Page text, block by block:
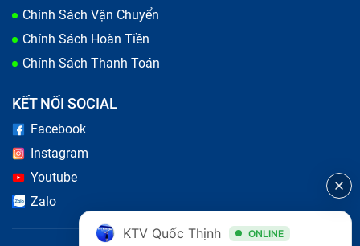
Chính Sách Vận Chuyển
Chính Sách Hoàn Tiền
Chính Sách Thanh Toán
KẾT NỐI SOCIAL
Facebook
Instagram
Youtube
Zalo
KTV Quốc Thịnh ONLINE